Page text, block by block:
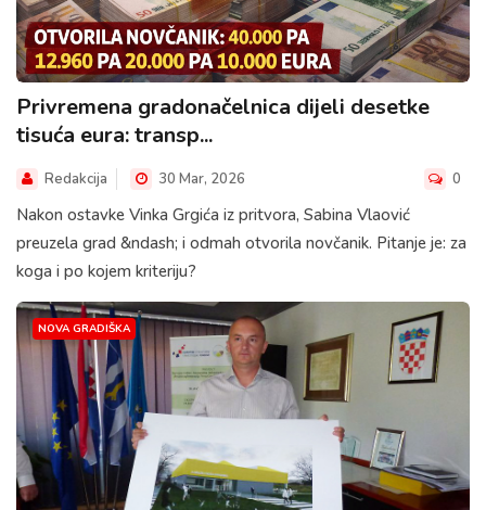
Privremena gradonačelnica dijeli desetke
tisuća eura: transp...
Redakcija 30 Mar, 2026 0
Nakon ostavke Vinka Grgića iz pritvora, Sabina Vlaović
preuzela grad &ndash; i odmah otvorila novčanik. Pitanje je: za
koga i po kojem kriteriju?
NOVA GRADIŠKA